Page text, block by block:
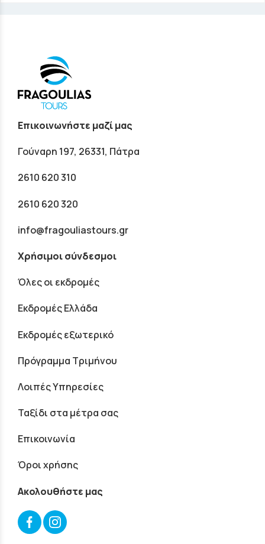
Επικοινωνήστε μαζί μας
Γούναρη 197, 26331, Πάτρα
2610 620 310
2610 620 320
info@fragouliastours.gr
Χρήσιμοι σύνδεσμοι
Όλες οι εκδρομές
Εκδρομές Ελλάδα
Εκδρομές εξωτερικό
Πρόγραμμα Τριμήνου
Λοιπές Υπηρεσίες
Ταξίδι στα μέτρα σας
Επικοινωνία
Όροι χρήσης
Ακολουθήστε μας